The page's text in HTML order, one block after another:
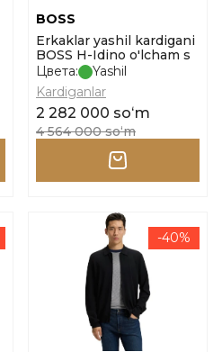
BOSS
Erkaklar yashil kardigani
BOSS H-Idino o'lcham s
Цвета:
Yashil
Kardiganlar
2 282 000 soʻm
4 564 000 soʻm
-40%